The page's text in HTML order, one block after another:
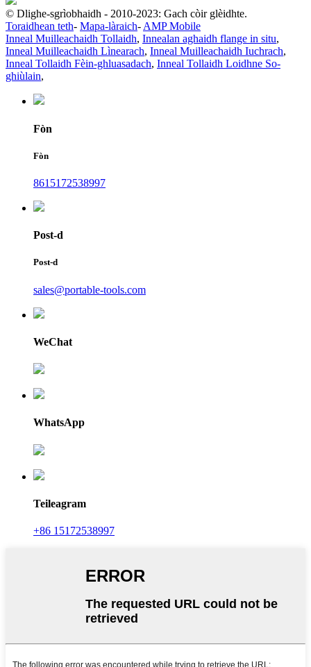
© Dlighe-sgrìobhaidh - 2010-2023: Gach còir glèidhte.
Toraidhean teth- Mapa-làraich-AMP Mobile
Inneal Muilleachaidh Tollaidh, Innealan aghaidh flange in situ,
Inneal Muilleachaidh Lìnearach, Inneal Muilleachaidh Iuchrach,
Inneal Tollaidh Fèin-ghluasadach, Inneal Tollaidh Loidhne So-
ghiùlain,
Fòn
Fòn
8615172538997
Post-d
Post-d
sales@portable-tools.com
WeChat
WhatsApp
Teileagram
+86 15172538997